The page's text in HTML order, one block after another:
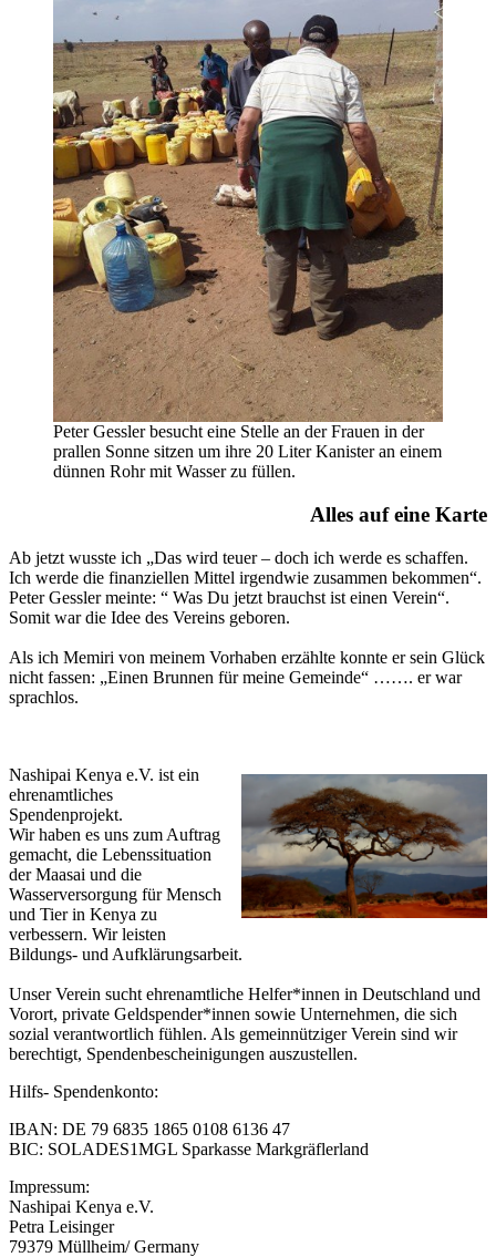
Peter Gessler besucht eine Stelle an der Frauen in der
prallen Sonne sitzen um ihre 20 Liter Kanister an einem
dünnen Rohr mit Wasser zu füllen.
Alles auf eine Karte
Ab jetzt wusste ich „Das wird teuer – doch ich werde es schaffen.
Ich werde die finanziellen Mittel irgendwie zusammen bekommen“.
Peter Gessler meinte: “ Was Du jetzt brauchst ist einen Verein“.
Somit war die Idee des Vereins geboren.
Als ich Memiri von meinem Vorhaben erzählte konnte er sein Glück
nicht fassen: „Einen Brunnen für meine Gemeinde“ ……. er war
sprachlos.
Nashipai Kenya e.V. ist ein
ehrenamtliches
Spendenprojekt.
Wir haben es uns zum Auftrag
gemacht, die Lebenssituation
der Maasai und die
Wasserversorgung für Mensch
und Tier in Kenya zu
verbessern. Wir leisten
Bildungs- und Aufklärungsarbeit.
Unser Verein sucht ehrenamtliche Helfer*innen in Deutschland und
Vorort, private Geldspender*innen sowie Unternehmen, die sich
sozial verantwortlich fühlen. Als gemeinnütziger Verein sind wir
berechtigt, Spendenbescheinigungen auszustellen.
Hilfs- Spendenkonto:
IBAN: DE 79 6835 1865 0108 6136 47
BIC: SOLADES1MGL Sparkasse Markgräflerland
Impressum:
Nashipai Kenya e.V.
Petra Leisinger
79379 Müllheim/ Germany